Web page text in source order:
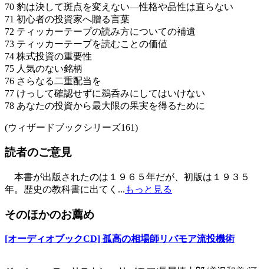
70 豹は決して斑点を変えない―性格や品性は直らない
71 初心者の投資家へ贈る言葉
72 ティッカーテープの読み方についての補遺
73 ティッカーテープを読むことの価値
74 株式投資の重要性
75 人気のない銘柄
76 さらなる二重配当を
77 けっして確認せずに鵜呑みにしてはいけない
78 あなたの投資から最大限の果実を得るために
(ウィザードブックシリーズ161)
読者のご意見
本書が出版されたのは１９６５年だが、初版は１９３５
年。歴史の教科書に出てく... もっと見る
そのほかのお薦め
[オーディオブックCD] 孤高の相場師リバモア流投機術